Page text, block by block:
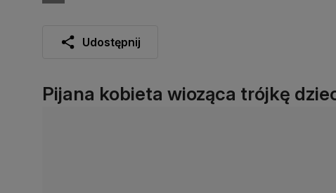
Udostępnij
Pijana kobieta wioząca trójkę